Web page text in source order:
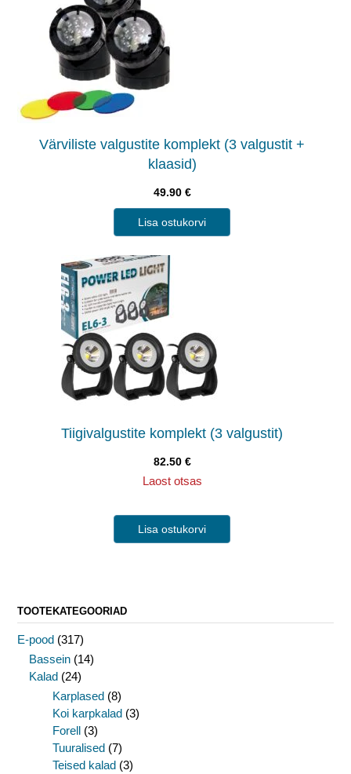
Värviliste valgustite komplekt (3 valgustit +
klaasid)
49.90 €
Lisa ostukorvi
Tiigivalgustite komplekt (3 valgustit)
82.50 €
Laost otsas
Lisa ostukorvi
TOOTEKATEGOORIAD
E-pood (317)
Bassein (14)
Kalad (24)
Karplased (8)
Koi karpkalad (3)
Forell (3)
Tuuralised (7)
Teised kalad (3)